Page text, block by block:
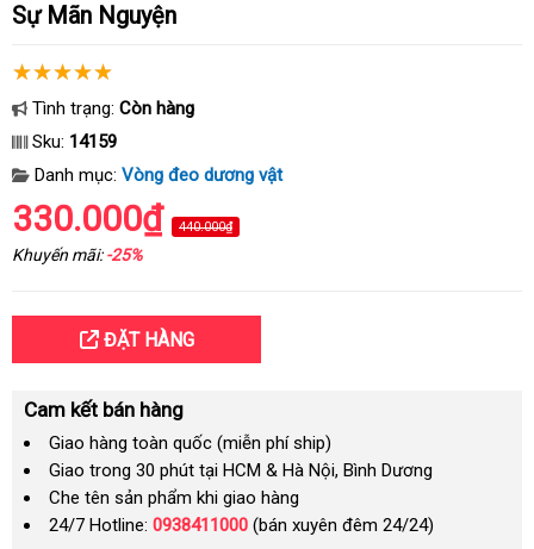
Sự Mãn Nguyện
Tình trạng: Còn hàng
Sku: 14159
Danh mục: Vòng đeo dương vật
330.000₫ 440.000₫
Khuyến mãi:-25%
ĐẶT HÀNG
Cam kết bán hàng
Giao hàng toàn quốc (miễn phí ship)
Giao trong 30 phút tại HCM & Hà Nội, Bình Dương
Che tên sản phẩm khi giao hàng
24/7 Hotline: 0938411000 (bán xuyên đêm 24/24)